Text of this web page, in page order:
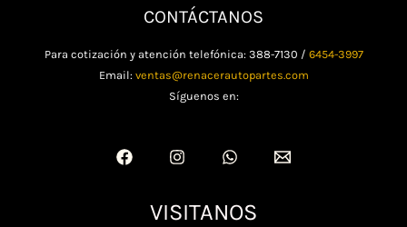
CONTÁCTANOS
Para cotización y atención telefónica: 388-7130 / 6454-3997
Email: ventas@renacerautopartes.com
Síguenos en:
VISITANOS